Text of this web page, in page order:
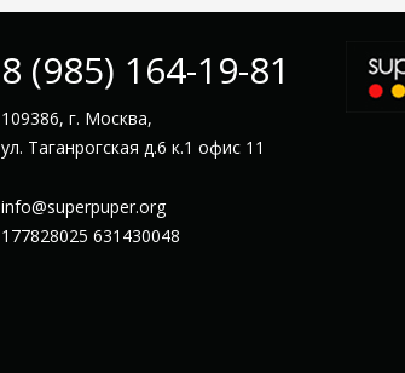
8 (985) 164-19-81
109386, г. Москва,
ул. Таганрогская д.6 к.1 офис 11
info@superpuper.org
177828025 631430048